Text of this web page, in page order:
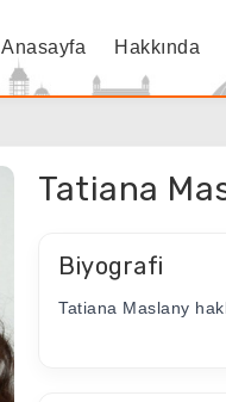
Anasayfa Hakkında
Tatiana
Biyografi
Tatiana Maslany